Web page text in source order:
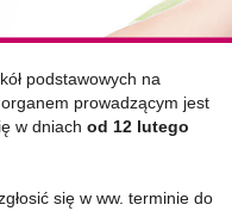
podstawowych na
prowadzącym jest
w dniach od 12 lutego
się w ww. terminie do